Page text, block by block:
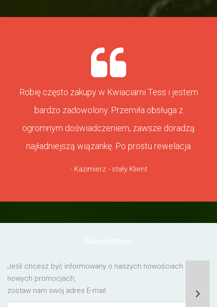
Robię często zakupy w Kwiaciarni Tess i jestem
bardzo zadowolony. Przemiła obsługa z
ogromnym doświadczeniem, zawsze doradzą
najładniejszą wiązankę. Po prostu rewelacja
- Kazimierz - stały Klient
Jeśli chcesz być informowany o naszych nowościach lub o
nowych promocjach,
zostaw nam swój adres E-mail